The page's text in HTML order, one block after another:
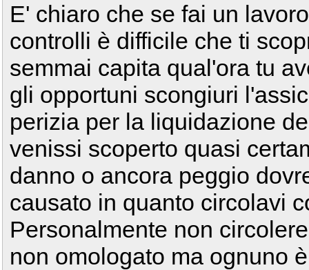
E' chiaro che se fai un
controlli è difficile che ti
semmai capita qual'ora tu
gli opportuni scongiuri
perizia per la liquidazione
venissi scoperto quasi
danno o ancora peggio
causato in quanto circolavi
Personalmente non
non omologato ma ognuno